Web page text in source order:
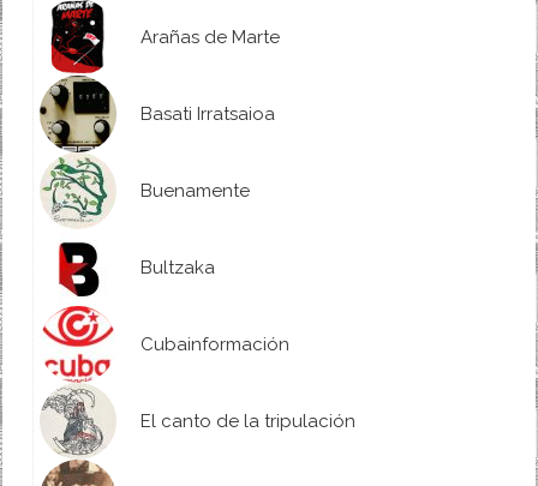
Arañas de Marte
Basati Irratsaioa
Buenamente
Bultzaka
Cubainformación
El canto de la tripulación